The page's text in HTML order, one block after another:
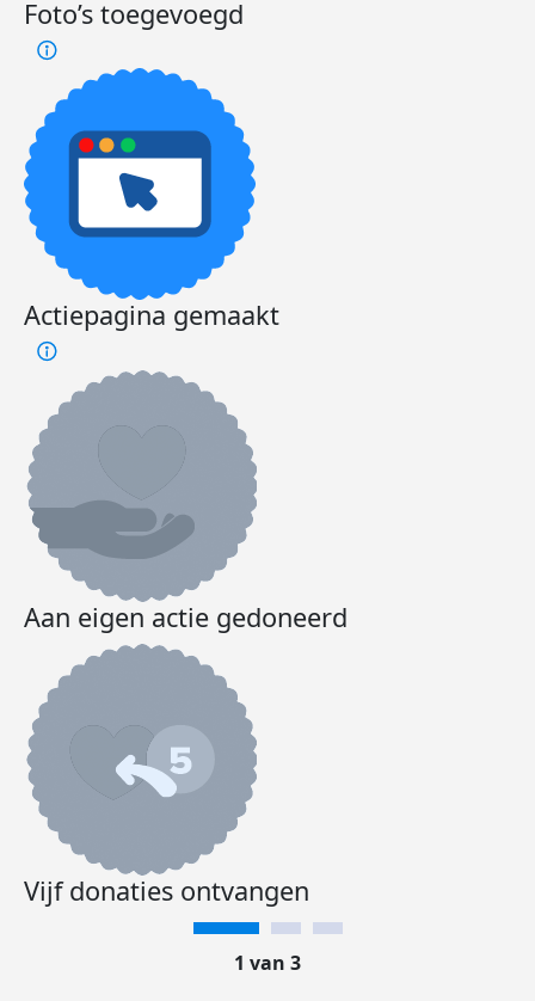
Foto’s toegevoegd
Actiepagina gemaakt
Aan eigen actie gedoneerd
Vijf donaties ontvangen
1 van 3